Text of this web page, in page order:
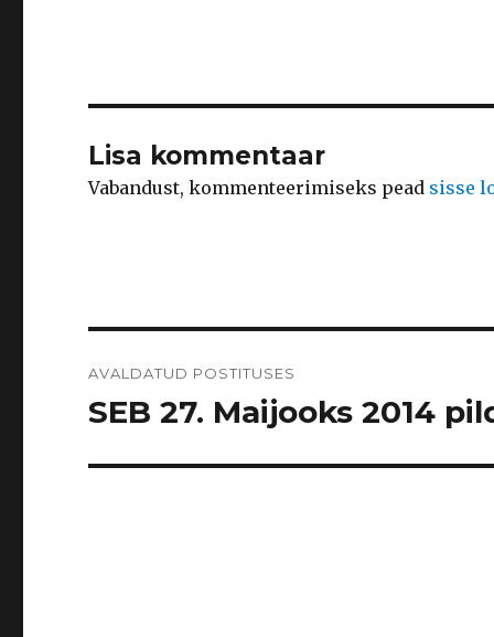
Lisa kommentaar
Vabandust, kommenteerimiseks pead sisse
AVALDATUD POSTITUSES
SEB 27. Maijooks 2014